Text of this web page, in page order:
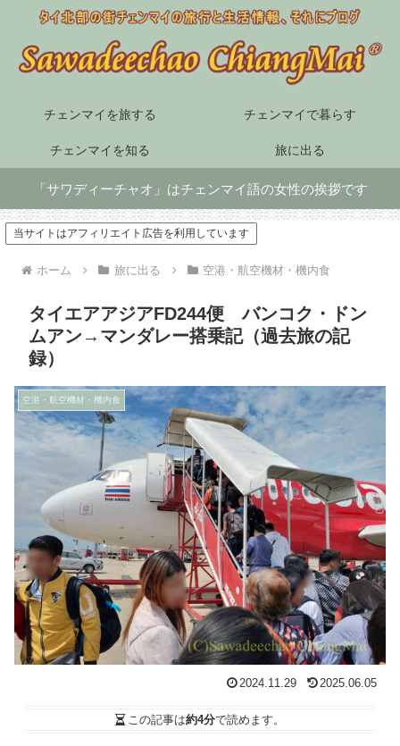
チェンマイを旅する チェンマイで暮らす
チェンマイを知る 旅に出る
「サワディーチャオ」はチェンマイ語の女性の挨拶です
当サイトはアフィリエイト広告を利用しています
ホーム 旅に出る 空港・航空機材・機内食
タイエアアジアFD244便 バンコク・ドン
ムアン→マンダレー搭乗記（過去旅の記
録）
空港・航空機材・機内食
2024.11.29 2025.06.05
この記事は約4分で読めます。